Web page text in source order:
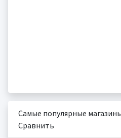
Самые популярные
Сравнить